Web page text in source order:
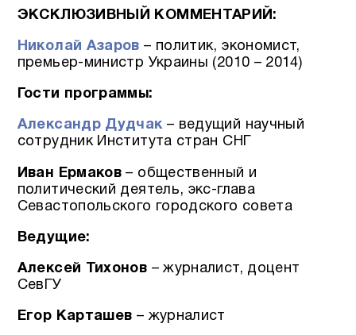
ЭКСКЛЮЗИВНЫЙ КОММЕНТАРИЙ:
Николай Азаров – политик, экономист,
премьер-министр Украины (2010 – 2014)
Гости программы:
Александр Дудчак– ведущий научный
сотрудник Института стран СНГ
Иван Ермаков – общественный и
политический деятель, экс-глава
Севастопольского городского совета
Ведущие:
Алексей Тихонов – журналист, доцент
СевГУ
Егор Карташев – журналист